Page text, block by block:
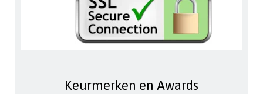
Keurmerken en Awards